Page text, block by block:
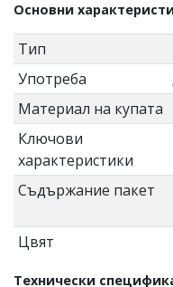
Основни
Тип
Употреба
Материал на купата
Ключови
характеристики
Съдържание пакет
Цвят
Технически